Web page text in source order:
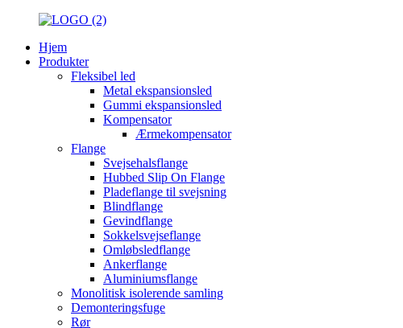
Hjem
Produkter
Fleksibel led
Metal ekspansionsled
Gummi ekspansionsled
Kompensator
Ærmekompensator
Flange
Svejsehalsflange
Hubbed Slip On Flange
Pladeflange til svejsning
Blindflange
Gevindflange
Sokkelsvejseflange
Omløbsledflange
Ankerflange
Aluminiumsflange
Monolitisk isolerende samling
Demonteringsfuge
Rør